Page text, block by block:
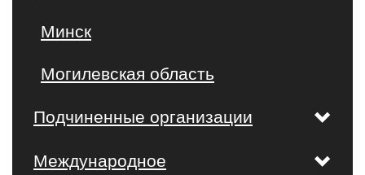
Минск
Могилевская область
Подчиненные организации
Международное